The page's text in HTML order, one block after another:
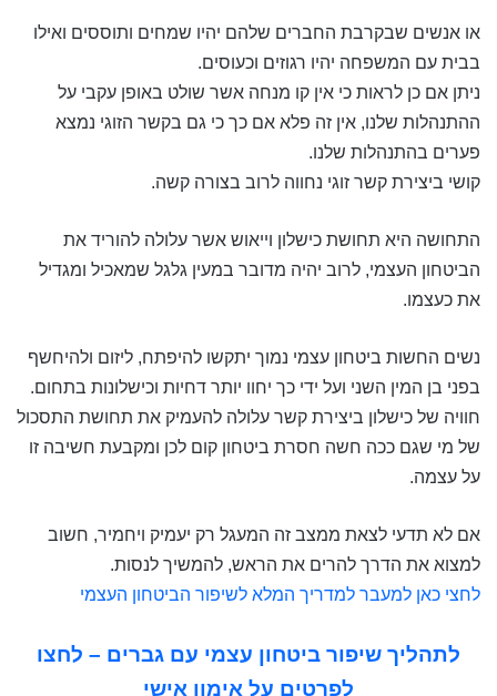
או אנשים שבקרבת החברים שלהם יהיו שמחים ותוססים ואילו
בבית עם המשפחה יהיו רגוזים וכעוסים.
ניתן אם כן לראות כי אין קו מנחה אשר שולט באופן עקבי על
ההתנהלות שלנו, אין זה פלא אם כך כי גם בקשר הזוגי נמצא
פערים בהתנהלות שלנו.
קושי ביצירת קשר זוגי נחווה לרוב בצורה קשה.
התחושה היא תחושת כישלון וייאוש אשר עלולה להוריד את
הביטחון העצמי, לרוב יהיה מדובר במעין גלגל שמאכיל ומגדיל
את כעצמו.
נשים החשות ביטחון עצמי נמוך יתקשו להיפתח, ליזום ולהיחשף
בפני בן המין השני ועל ידי כך יחוו יותר דחיות וכישלונות בתחום.
חוויה של כישלון ביצירת קשר עלולה להעמיק את תחושת התסכול
של מי שגם ככה חשה חסרת ביטחון קום לכן ומקבעת חשיבה זו
על עצמה.
אם לא תדעי לצאת ממצב זה המעגל רק יעמיק ויחמיר, חשוב
למצוא את הדרך להרים את הראש, להמשיך לנסות.
לחצי כאן למעבר למדריך המלא לשיפור הביטחון העצמי
לתהליך שיפור ביטחון עצמי עם גברים – לחצו
לפרטים על אימון אישי